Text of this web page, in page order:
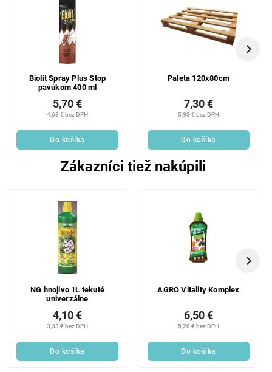
Biolit Spray Plus Stop
pavúkom 400 ml
4,63 € bez DPH
5,70 €
Do košíka
Paleta 120x80cm
5,93 € bez DPH
7,30 €
Do košíka
Zákazníci tiež nakúpili
NG hnojivo 1L tekuté
univerzálne
3,33 € bez DPH
4,10 €
Do košíka
AGRO Vitality Komplex
5,28 € bez DPH
6,50 €
Do košíka